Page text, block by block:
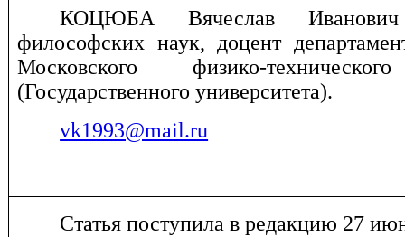
КОЦЮБА Вячеслав
философских наук, доцент
Московского физико-
(Государственного университета).
vk1993@mail.ru
Статья поступила в редакцию 27